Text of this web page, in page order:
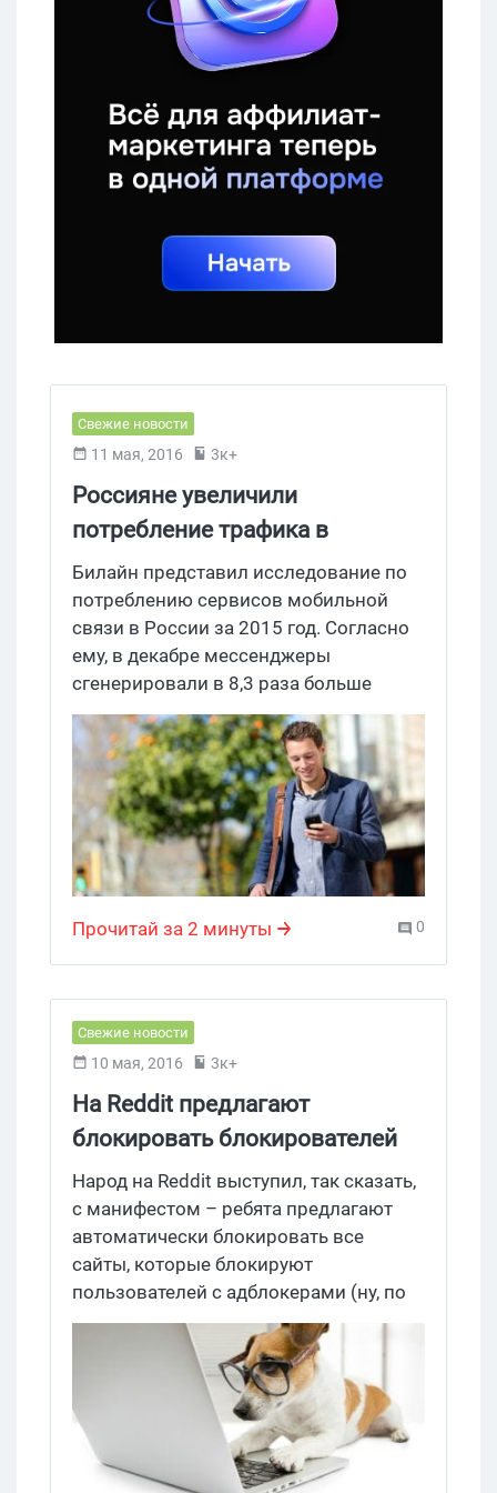
Свежие новости
11 мая, 2016 3к+
Россияне увеличили
потребление трафика в
мессенджерах в 8,3 раза за
полгода
Билайн представил исследование по
потреблению сервисов мобильной
связи в России за 2015 год. Согласно
ему, в декабре мессенджеры
сгенерировали в 8,3 раза больше
трафика, чем полгода назад,
социальные сети – в 6,3 раза больше, а
электронная почта – в 3 раза. При
этом по количеству потребленного
трафика лидируют следующие
мессенджеры: Skype, WhatsApp,
Telegram, Facebook Messenger, Vk
Соответственно, среди соцсетей
лидируют ВКонтакте, Instagram,
почты – Mail.ru и Gmail.com.
Прочитай за 2 минуты 0
Свежие новости
10 мая, 2016 3к+
На Reddit предлагают
блокировать блокирователей
блокировщиков
Народ на Reddit выступил, так сказать,
с манифестом – ребята предлагают
автоматически блокировать все
сайты, которые блокируют
пользователей с адблокерами (ну, по
крайней мере в
подреддите/r/technology/). Вместе с
ними под одну гребенку также
полетели сайты,
типа Wall Street Journal, которые
закрывают материалы после
исчерпания бесплатного лимита